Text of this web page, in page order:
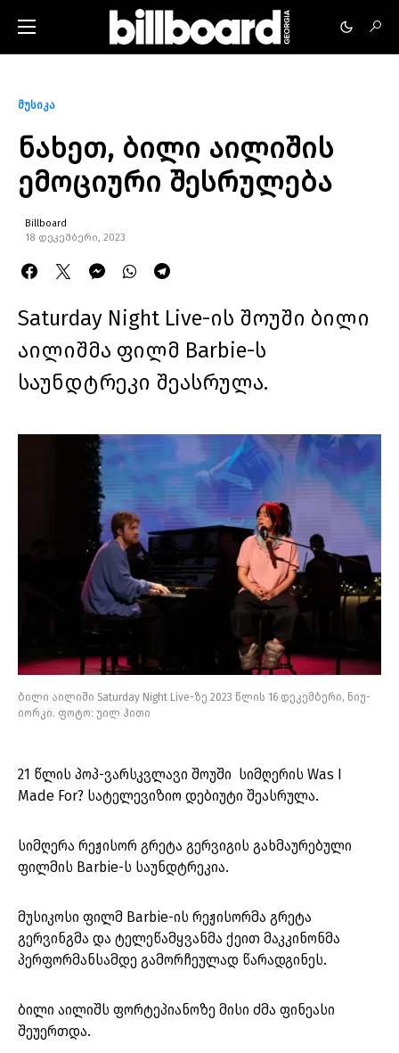
მუსიკა
ნახეთ, ბილი აილიშის
ემოციური შესრულება
Billboard
18 დეკემბერი, 2023
Saturday Night Live-ის შოუში ბილი
აილიშმა ფილმ Barbie-ს
საუნდტრეკი შეასრულა.
ბილი აილიში Saturday Night Live-ზე 2023 წლის 16 დეკემბერი, ნიუ-
იორკი. ფოტო: უილ ჰითი
21 წლის პოპ-ვარსკვლავი შოუში სიმღერის Was I
Made For? სატელევიზიო დებიუტი შეასრულა.
სიმღერა რეჟისორ გრეტა გერვიგის გახმაურებული
ფილმის Barbie-ს საუნდტრეკია.
მუსიკოსი ფილმ Barbie-ის რეჟისორმა გრეტა
გერვინგმა და ტელეწამყვანმა ქეით მაკკინონმა
პერფორმანსამდე გამორჩეულად წარადგინეს.
ბილი აილიშს ფორტეპიანოზე მისი ძმა ფინეასი
შეუერთდა.